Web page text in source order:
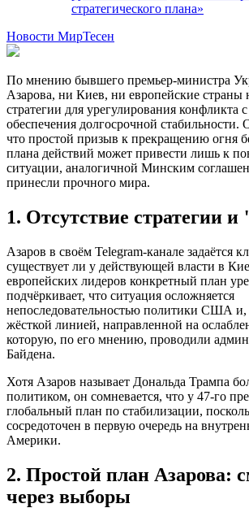
стратегического плана»
Новости МирТесен
По мнению бывшего премьер-министра
Азарова, ни Киев, ни европейские страны
стратегии для урегулирования конфликта
обеспечения долгосрочной стабильности.
что простой призыв к прекращению огня
плана действий может привести лишь к
ситуации, аналогичной Минским
принесли прочного мира.
1. Отсутствие стратегии
Азаров в своём Telegram-канале задаётся
существует ли у действующей власти в
европейских лидеров конкретный план
подчёркивает, что ситуация осложняется
непоследовательностью политики США и,
жёсткой линией, направленной на
которую, по его мнению, проводили
Байдена.
Хотя Азаров называет Дональда Трампа
политиком, он сомневается, что у 47-го
глобальный план по стабилизации,
сосредоточен в первую очередь на
Америки.
2. Простой план Азарова:
через выборы